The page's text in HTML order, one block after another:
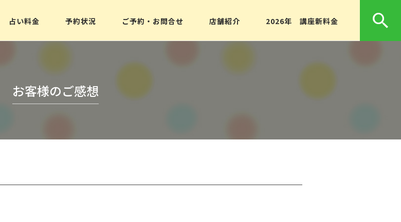
占い料金 予約状況 ご予約・お問合せ 店舗紹介 2026年 講座新料金
お客様のご感想